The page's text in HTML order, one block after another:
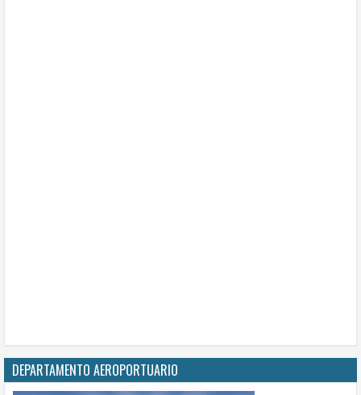
DEPARTAMENTO AEROPORTUARIO